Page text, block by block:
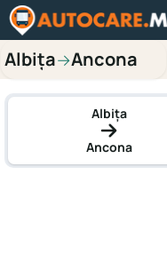
Albița→Ancona
Albița
Ancona